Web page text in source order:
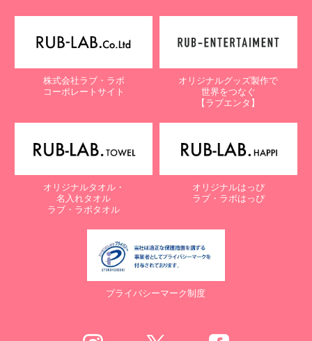
株式会社ラブ・ラボ
コーポレートサイト
オリジナルグッズ製作で
世界をつなぐ
【ラブエンタ】
オリジナルタオル・
名入れタオル
ラブ・ラボタオル
オリジナルはっぴ
ラブ・ラボはっぴ
プライバシーマーク制度